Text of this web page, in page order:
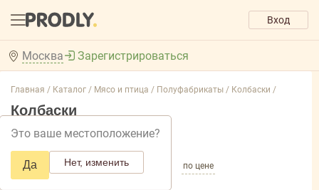
Вход
Москва
Это ваше местоположение?
Да Нет, изменить
Зарегистрироваться
Главная / Каталог / Мясо и птица / Полуфабрикаты / Колбаски /
Колбаски
Добавить фильтр товаров
по популярности по названию по цене